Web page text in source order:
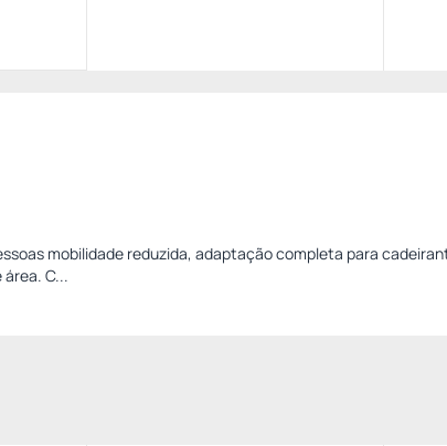
mobilidade reduzida, adaptação completa para
C...